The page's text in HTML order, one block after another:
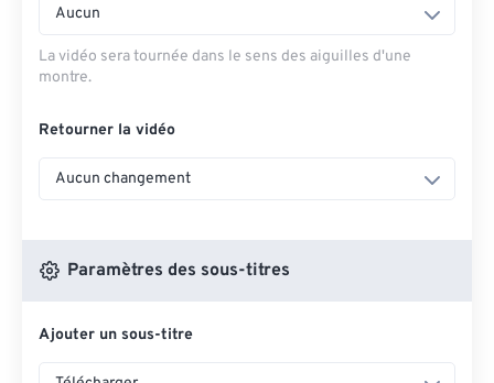
Aucun
La vidéo sera tournée dans le sens des aiguilles d'une
montre.
Retourner la vidéo
Aucun changement
Paramètres des sous-titres
Ajouter un sous-titre